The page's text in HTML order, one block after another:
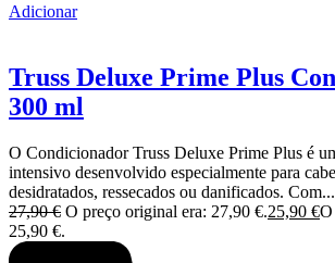
Adicionar
Truss Deluxe Prime Plus
300 ml
O Condicionador Truss Deluxe Prime Plus é
intensivo desenvolvido especialmente para
desidratados, ressecados ou danificados. Com...
27,90€ O preço original era: 27,90 €.25,90 €O
25,90 €.